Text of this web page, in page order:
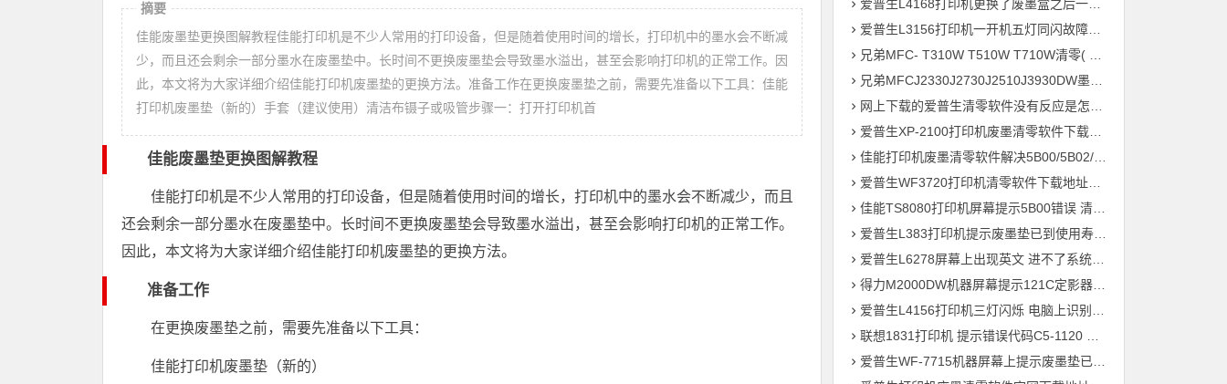
摘要
佳能废墨垫更换图解教程佳能打印机是不少人常用的打印设备，但是随着使用时间的增长，打印机中的墨水会不断减
少，而且还会剩余一部分墨水在废墨垫中。长时间不更换废墨垫会导致墨水溢出，甚至会影响打印机的正常工作。因
此，本文将为大家详细介绍佳能打印机废墨垫的更换方法。准备工作在更换废墨垫之前，需要先准备以下工具：佳能
打印机废墨垫（新的）手套（建议使用）清洁布镊子或吸管步骤一：打开打印机首
佳能废墨垫更换图解教程
佳能打印机是不少人常用的打印设备，但是随着使用时间的增长，打印机中的墨水会不断减少，而且
还会剩余一部分墨水在废墨垫中。长时间不更换废墨垫会导致墨水溢出，甚至会影响打印机的正常工作。
因此，本文将为大家详细介绍佳能打印机废墨垫的更换方法。
准备工作
在更换废墨垫之前，需要先准备以下工具：
佳能打印机废墨垫（新的）
爱普生L4168打印机更换了废墨盒之后一开机提示202604故障代码维修
爱普生L3156打印机一开机五灯同闪故障远程维修
兄弟MFC- T310W T510W T710W清零( 墨水回收盒已满，将满或设备故障46 )
兄弟MFCJ2330J2730J2510J3930DW墨水国收盒已满清零教程
网上下载的爱普生清零软件没有反应是怎么回事 ?
爱普生XP-2100打印机废墨清零软件下载及使用方法
佳能打印机废墨清零软件解决5B00/5B02/1700故障
爱普生WF3720打印机清零软件下载地址大全
佳能TS8080打印机屏幕提示5B00错误 清零快速解决问题
爱普生L383打印机提示废墨垫已到使用寿命通过清零快速解决问题
爱普生L6278屏幕上出现英文 进不了系统 刷固件快速解决问题
得力M2000DW机器屏幕提示121C定影器错误 快速解决方法
爱普生L4156打印机三灯闪烁 电脑上识别ET-2700型号 刷固件快速解决问题
联想1831打印机 提示错误代码C5-1120 C6-1120提示更换新的转印带装置 定影组件装置 快速解决方案
爱普生WF-7715机器屏幕上提示废墨垫已到使用寿命用软件清零快速解决问题